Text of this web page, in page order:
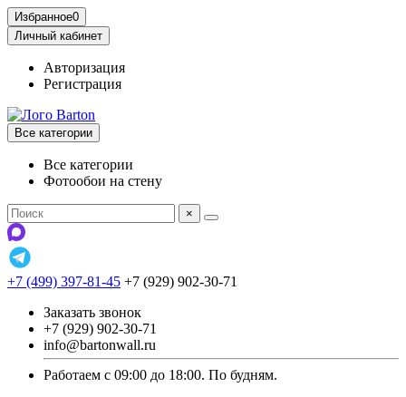
Избранное0
Личный кабинет
Авторизация
Регистрация
Все категории
Все категории
Фотообои на стену
×
+7 (499) 397-81-45 +7 (929) 902-30-71
Заказать звонок
+7 (929) 902-30-71
info@bartonwall.ru
Работаем с 09:00 до 18:00. По будням.